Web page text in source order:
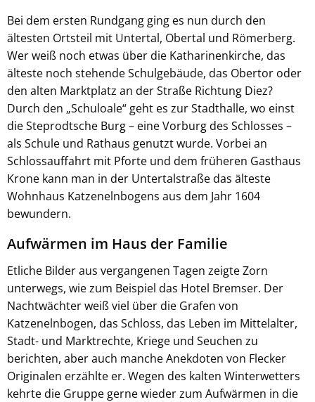
Bei dem ersten Rundgang ging es nun durch den
ältesten Ortsteil mit Untertal, Obertal und Römerberg.
Wer weiß noch etwas über die Katharinenkirche, das
älteste noch stehende Schulgebäude, das Obertor oder
den alten Marktplatz an der Straße Richtung Diez?
Durch den „Schuloale“ geht es zur Stadthalle, wo einst
die Steprodtsche Burg – eine Vorburg des Schlosses –
als Schule und Rathaus genutzt wurde. Vorbei an
Schlossauffahrt mit Pforte und dem früheren Gasthaus
Krone kann man in der Untertalstraße das älteste
Wohnhaus Katzenelnbogens aus dem Jahr 1604
bewundern.
Aufwärmen im Haus der Familie
Etliche Bilder aus vergangenen Tagen zeigte Zorn
unterwegs, wie zum Beispiel das Hotel Bremser. Der
Nachtwächter weiß viel über die Grafen von
Katzenelnbogen, das Schloss, das Leben im Mittelalter,
Stadt- und Marktrechte, Kriege und Seuchen zu
berichten, aber auch manche Anekdoten von Flecker
Originalen erzählte er. Wegen des kalten Winterwetters
kehrte die Gruppe gerne wieder zum Aufwärmen in die